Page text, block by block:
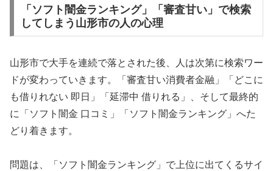
「ソフト闇金ランキング」「審査甘い」で検索
してしまう山形市の人の心理
山形市で大手を連続で落とされた後、人は次第に検索ワー
ドが変わっていきます。「審査甘い消費者金融」「どこに
も借りれない 即日」「延滞中 借りれる」、そして最終的
に「ソフト闇金 口コミ」「ソフト闇金ランキング」へた
どり着きます。
問題は、「ソフト闇金ランキング」で上位に出てくるサイ